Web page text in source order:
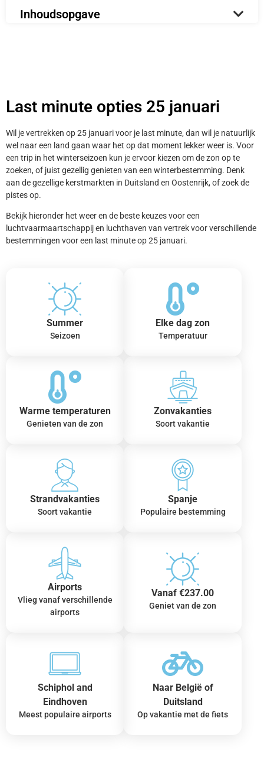
Inhoudsopgave
Last minute opties 25 januari
Wil je vertrekken op 25 januari voor je last minute, dan wil je natuurlijk
wel naar een land gaan waar het op dat moment lekker weer is. Voor
een trip in het winterseizoen kun je ervoor kiezen om de zon op te
zoeken, of juist gezellig genieten van een winterbestemming. Denk
aan de gezellige kerstmarkten in Duitsland en Oostenrijk, of zoek de
pistes op.
Bekijk hieronder het weer en de beste keuzes voor een
luchtvaarmaartschappij en luchthaven van vertrek voor verschillende
bestemmingen voor een last minute op 25 januari.
Summer
Seizoen
Elke dag zon
Temperatuur
Warme temperaturen
Genieten van de zon
Zonvakanties
Soort vakantie
Strandvakanties
Soort vakantie
Spanje
Populaire bestemming
Airports
Vlieg vanaf verschillende
airports
Vanaf €237.00
Geniet van de zon
Schiphol and
Eindhoven
Meest populaire airports
Naar België of
Duitsland
Op vakantie met de fiets